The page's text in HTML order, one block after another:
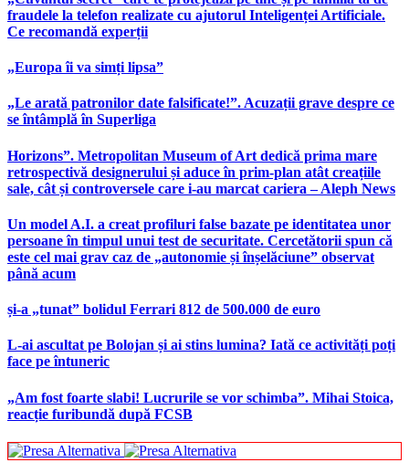
fraudele la telefon realizate cu ajutorul Inteligenței Artificiale.
Ce recomandă experții
„Europa îi va simți lipsa”
„Le arată patronilor date falsificate!”. Acuzații grave despre ce
se întâmplă în Superliga
Horizons”. Metropolitan Museum of Art dedică prima mare
retrospectivă designerului și aduce în prim-plan atât creațiile
sale, cât și controversele care i-au marcat cariera – Aleph News
Un model A.I. a creat profiluri false bazate pe identitatea unor
persoane în timpul unui test de securitate. Cercetătorii spun că
este cel mai grav caz de „autonomie și înșelăciune” observat
până acum
și-a „tunat” bolidul Ferrari 812 de 500.000 de euro
L-ai ascultat pe Bolojan și ai stins lumina? Iată ce activități poți
face pe întuneric
„Am fost foarte slabi! Lucrurile se vor schimba”. Mihai Stoica,
reacție furibundă după FCSB